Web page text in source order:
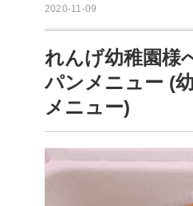
2020-11-09
れんげ幼稚園様
パンメニュー (
メニュー)